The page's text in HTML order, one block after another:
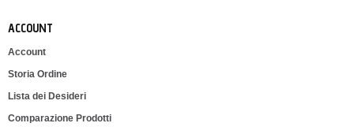
ACCOUNT
Account
Storia Ordine
Lista dei Desideri
Comparazione Prodotti